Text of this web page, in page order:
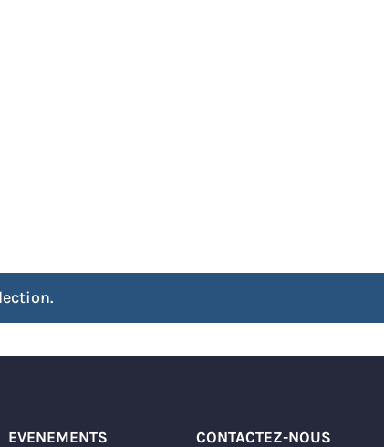
EVENEMENTS CONTACTEZ-NOUS